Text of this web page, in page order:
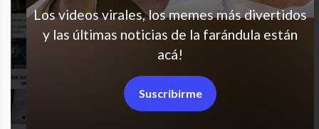
Classic
Me muero
Los videos virales, los memes más divertidos
y las últimas noticias de la farándula están
acá!
Suscribirme